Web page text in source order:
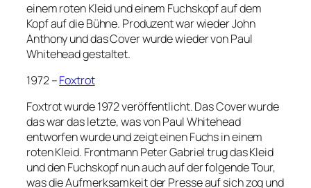
einem roten Kleid und einem Fuchskopf auf dem
Kopf auf die Bühne. Produzent war wieder John
Anthony und das Cover wurde wieder von Paul
Whitehead gestaltet.
1972 –Foxtrot
Foxtrot wurde 1972 veröffentlicht. Das Cover wurde
das war das letzte, was von Paul Whitehead
entworfen wurde und zeigt einen Fuchs in einem
roten Kleid. Frontmann Peter Gabriel trug das Kleid
und den Fuchskopf nun auch auf der folgende Tour,
was die Aufmerksamkeit der Presse auf sich zog und